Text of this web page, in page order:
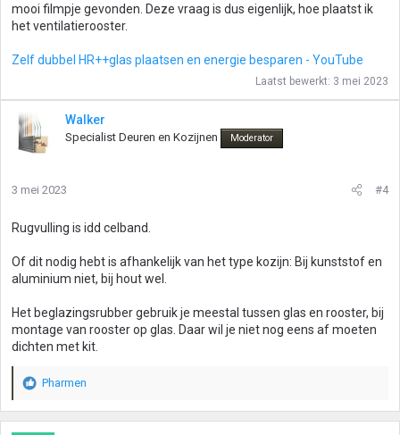
mooi filmpje gevonden. Deze vraag is dus eigenlijk, hoe plaatst ik
het ventilatierooster.
Zelf dubbel HR++glas plaatsen en energie besparen - YouTube
Laatst bewerkt: 3 mei 2023
Walker
Specialist Deuren en Kozijnen Moderator
3 mei 2023 #4
Rugvulling is idd celband.
Of dit nodig hebt is afhankelijk van het type kozijn: Bij kunststof en
aluminium niet, bij hout wel.
Het beglazingsrubber gebruik je meestal tussen glas en rooster, bij
montage van rooster op glas. Daar wil je niet nog eens af moeten
dichten met kit.
W
a
Pharmen